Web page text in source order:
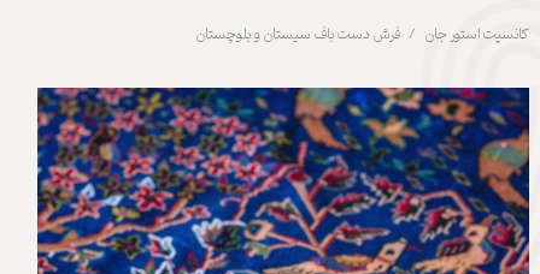
کانسپت استور جان فرش دست باف سیستان و بلوچستان